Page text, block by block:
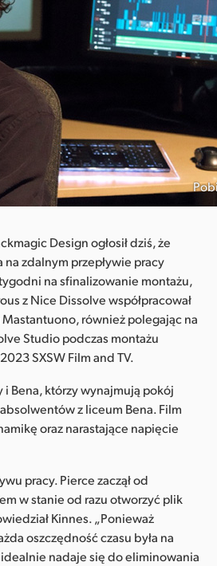
Design ogłosił dziś, że
zdalnym przepływie pracy
na sfinalizowanie montażu,
z Nice Dissolve współpracował
również polegając na
Studio podczas montażu
SXSW Film and TV.
i Bena, którzy wynajmują pokój
z liceum Bena. Film
oraz narastające napięcie
pracy. Pierce zaczął od
w stanie od razu otworzyć plik
Kinnes. „Ponieważ
oszczędność czasu była na
idealnie nadaje się do eliminowania